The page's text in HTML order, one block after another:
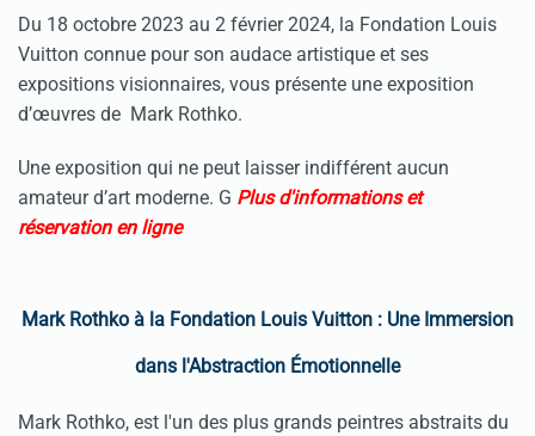
Du 18 octobre 2023 au 2 février 2024, la Fondation Louis
Vuitton connue pour son audace artistique et ses
expositions visionnaires, vous présente une exposition
d’œuvres de Mark Rothko.
Une exposition qui ne peut laisser indifférent aucun
amateur d’art moderne. G Plus d'informations et
réservation en ligne
Mark Rothko à la Fondation Louis Vuitton : Une Immersion
dans l'Abstraction Émotionnelle
Mark Rothko, est l'un des plus grands peintres abstraits du